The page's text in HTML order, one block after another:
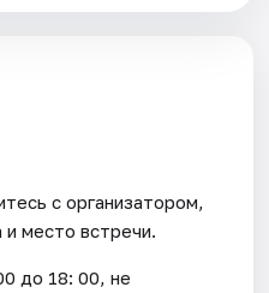
с организатором,
место встречи.
до 18: 00, не